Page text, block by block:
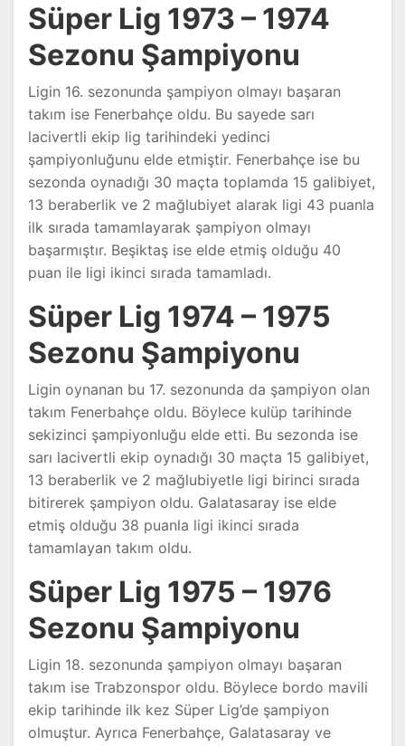
Süper Lig 1973 – 1974
Sezonu Şampiyonu
Ligin 16. sezonunda şampiyon olmayı başaran
takım ise Fenerbahçe oldu. Bu sayede sarı
lacivertli ekip lig tarihindeki yedinci
şampiyonluğunu elde etmiştir. Fenerbahçe ise bu
sezonda oynadığı 30 maçta toplamda 15 galibiyet,
13 beraberlik ve 2 mağlubiyet alarak ligi 43 puanla
ilk sırada tamamlayarak şampiyon olmayı
başarmıştır. Beşiktaş ise elde etmiş olduğu 40
puan ile ligi ikinci sırada tamamladı.
Süper Lig 1974 – 1975
Sezonu Şampiyonu
Ligin oynanan bu 17. sezonunda da şampiyon olan
takım Fenerbahçe oldu. Böylece kulüp tarihinde
sekizinci şampiyonluğu elde etti. Bu sezonda ise
sarı lacivertli ekip oynadığı 30 maçta 15 galibiyet,
13 beraberlik ve 2 mağlubiyetle ligi birinci sırada
bitirerek şampiyon oldu. Galatasaray ise elde
etmiş olduğu 38 puanla ligi ikinci sırada
tamamlayan takım oldu.
Süper Lig 1975 – 1976
Sezonu Şampiyonu
Ligin 18. sezonunda şampiyon olmayı başaran
takım ise Trabzonspor oldu. Böylece bordo mavili
ekip tarihinde ilk kez Süper Lig’de şampiyon
olmuştur. Ayrıca Fenerbahçe, Galatasaray ve